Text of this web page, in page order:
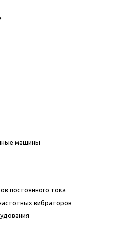
машины
постоянного тока
вибраторов